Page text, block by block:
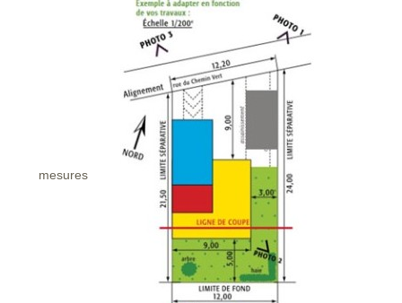
mesures